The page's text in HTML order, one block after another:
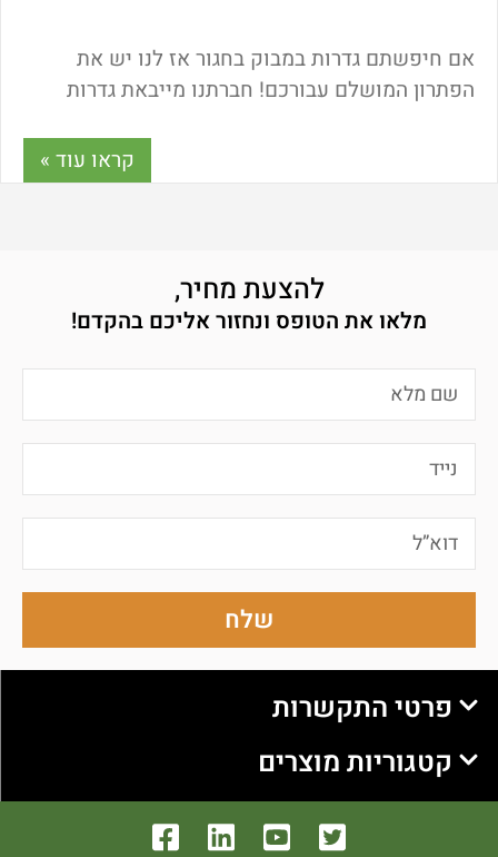
אם חיפשתם גדרות במבוק בחגור אז לנו יש את
הפתרון המושלם עבורכם! חברתנו מייבאת גדרות
היבואניות המובילות של מוצרים לגינה בישראל. איך
ניתן לקבל גדר במבוק איכותית במחיר ישיר מהיבואן
קראו עוד »
להצעת מחיר,
מלאו את הטופס ונחזור אליכם בהקדם!
שלח
פרטי התקשרות
קטגוריות מוצרים